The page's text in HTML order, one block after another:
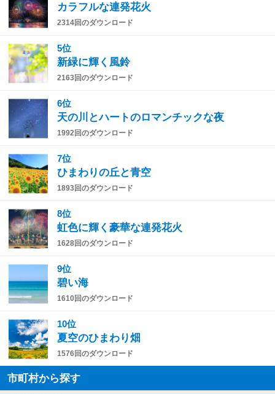
カラフルな連発花火
2314回のダウンロード
5位
新緑に輝く風鈴
2163回のダウンロード
6位
天の川とハートのロマンチックな夜
1992回のダウンロード
7位
ひまわりの丘と青空
1893回のダウンロード
8位
虹色に輝く豪華な連発花火
1628回のダウンロード
9位
碧い海
1610回のダウンロード
10位
夏空のひまわり畑
1576回のダウンロード
市町村から探す